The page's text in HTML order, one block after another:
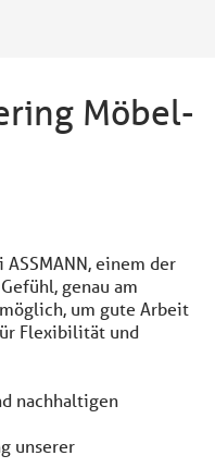
Möbel-
einem der
genau am
um gute Arbeit
Flexibilität und
nachhaltigen
unserer